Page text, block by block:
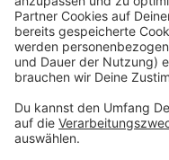
Anzeige
©Copyright: Netflix
Politiker James
perfekte Ehe mit